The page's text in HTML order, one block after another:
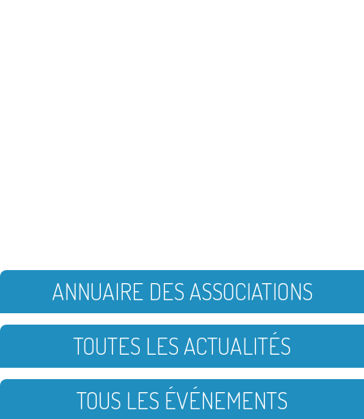
ANNUAIRE DES ASSOCIATIONS
TOUTES LES ACTUALITÉS
TOUS LES ÉVÉNEMENTS